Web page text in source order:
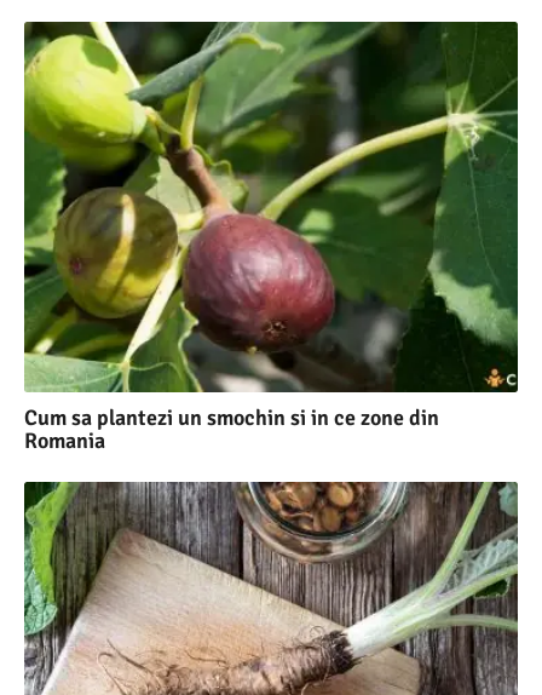
Cum sa plantezi un smochin si in ce zone din
Romania